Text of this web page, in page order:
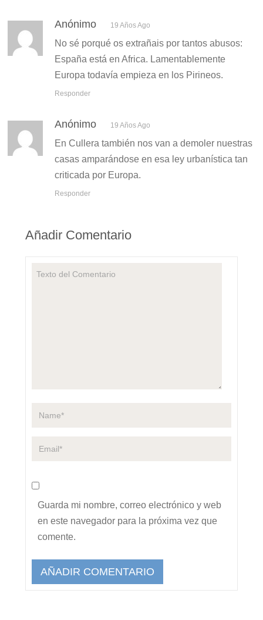
Anónimo 19 Años Ago
No sé porqué os extrañais por tantos abusos:
España está en Africa. Lamentablemente
Europa todavía empieza en los Pirineos.
Responder
Anónimo 19 Años Ago
En Cullera también nos van a demoler nuestras
casas amparándose en esa ley urbanística tan
criticada por Europa.
Responder
Añadir Comentario
Guarda mi nombre, correo electrónico y web
en este navegador para la próxima vez que
comente.